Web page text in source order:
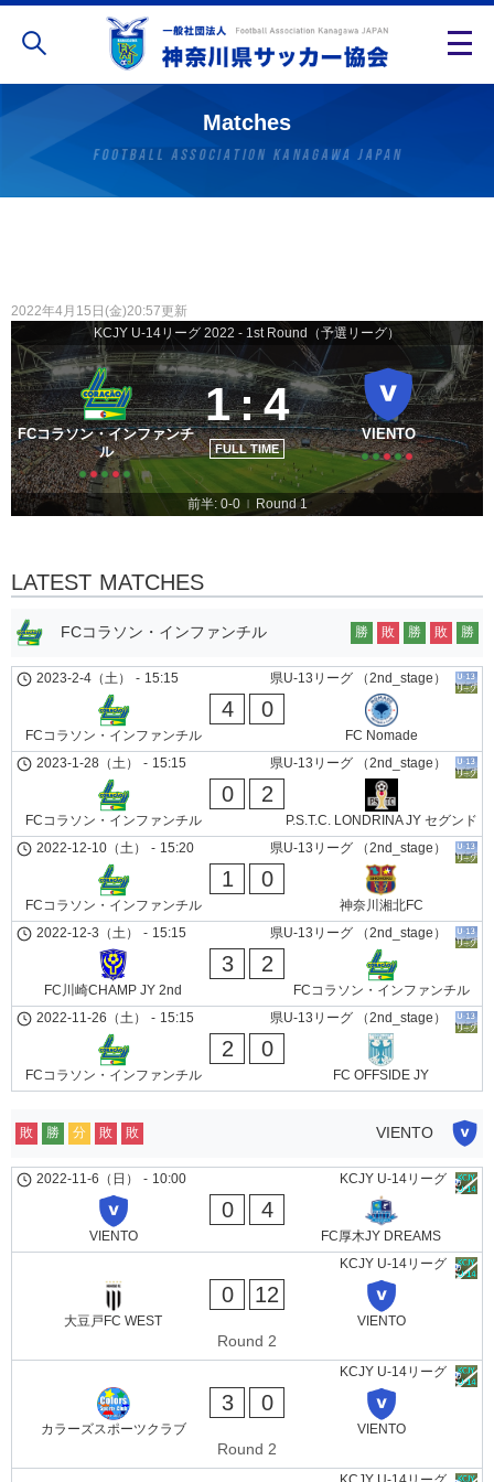
Matches
2022年4月15日(金)20:57更新
KCJY U-14リーグ 2022 - 1st Round（予選リーグ）
FCコラソン・インファンチ
ル
1:4
FULL TIME
VIENTO
前半: 0-0 Round 1
LATEST MATCHES
FCコラソン・インファンチル 勝 敗 勝 敗 勝
県U-13リーグ （2nd_stage）
2023-2-4（土） - 15:15
FCコラソン・インファンチル
4 0
FC Nomade
県U-13リーグ （2nd_stage）
2023-1-28（土） - 15:15
FCコラソン・インファンチル
0 2
P.S.T.C. LONDRINA JY セグンド
県U-13リーグ （2nd_stage）
2022-12-10（土） - 15:20
FCコラソン・インファンチル
1 0
神奈川湘北FC
県U-13リーグ （2nd_stage）
2022-12-3（土） - 15:15
FC川崎CHAMP JY 2nd
3 2
FCコラソン・インファンチル
県U-13リーグ （2nd_stage）
2022-11-26（土） - 15:15
FCコラソン・インファンチル
2 0
FC OFFSIDE JY
VIENTO
敗 勝 分 敗 敗
KCJY U-14リーグ
2022-11-6（日） - 10:00
VIENTO
0 4
FC厚木JY DREAMS
KCJY U-14リーグ
大豆戸FC WEST
0 12
VIENTO
Round 2
KCJY U-14リーグ
カラーズスポーツクラブ
3 0
VIENTO
Round 2